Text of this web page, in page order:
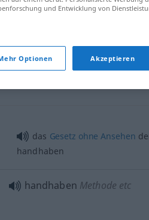
handhaben Maschine etc
handhabenRecht etc
das Gesetz ohne Ansehen
handhaben
handhaben Methode etc
und Entwicklung von
Optionen Akzeptieren